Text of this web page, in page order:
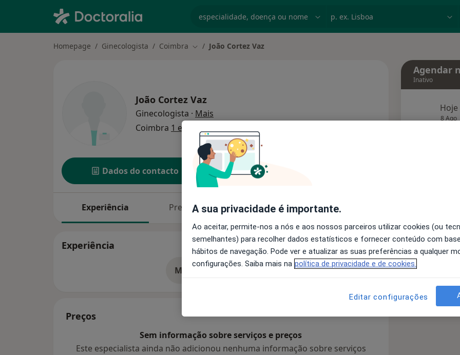
Homepage Ginecologista Coimbra Mudar de cidade
João Cortez Vaz
João Cortez Vaz
Ginecologista · Mais
Coimbra 1 endereço
Dados do contacto Solicite um atendimento
Experiência Preços Consultórios Opiniões
Experiência
Mostrar mais detalhes
Preços
Sem informação sobre serviços e preços
Este especialista ainda não adicionou nenhuma informação sobre serviços
Agendar
Inativo
Hoje
8 Ago
A sua privacidade é importante.
Ao aceitar, permite-nos a nós e aos nossos parceiros utilizar cookies (ou
semelhantes) para recolher dados estatísticos e fornecer conteúdo com
hábitos de navegação. Pode ver e atualizar as suas preferências a qualquer
configurações. Saiba mais na política de privacidade e de cookies.
Editar configurações